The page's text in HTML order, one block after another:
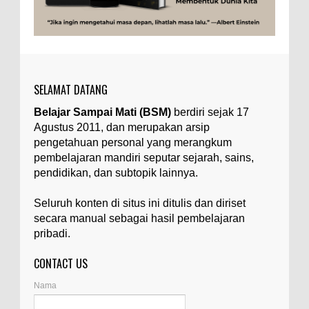
Apa yang Disebut Impurities?
Apa yang Disebut Badan Golgi?
Ilustrasi/utakatikotak.com Badan Golgi (disebut
pula aparatus Golgi, kompleks Golgi, atau
diktiosom) adalah organel yang dikaitkan
denga...
Apakah UFO Benar-benar Ada?
Ilustrasi/istimewa Sebagian orang percaya UFO
UFO benar-benar tidak ada. Manakah yang
benar...
perhatikan, urine (air seni) yang kita keluarkan
SELAMAT DATANG
Belajar Sampai Mati (BSM) berdiri sejak 17
Agustus 2011, dan merupakan arsip
pengetahuan personal yang merangkum
pembelajaran mandiri seputar sejarah, sains,
pendidikan, dan subtopik lainnya.
Seluruh konten di situs ini ditulis dan diriset
secara manual sebagai hasil pembelajaran
pribadi.
CONTACT US
Nama